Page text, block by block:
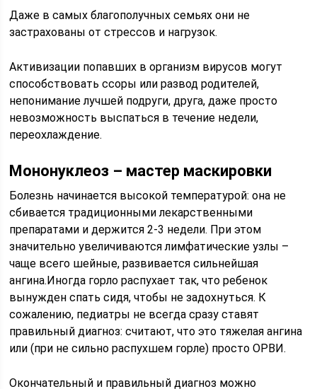
Даже в самых благополучных семьях они не
застрахованы от стрессов и нагрузок.
Активизации попавших в организм вирусов могут
способствовать ссоры или развод родителей,
непонимание лучшей подруги, друга, даже просто
невозможность выспаться в течение недели,
переохлаждение.
Мононуклеоз – мастер маскировки
Болезнь начинается высокой температурой: она не
сбивается традиционными лекарственными
препаратами и держится 2-3 недели. При этом
значительно увеличиваются лимфатические узлы –
чаще всего шейные, развивается сильнейшая
ангина.Иногда горло распухает так, что ребенок
вынужден спать сидя, чтобы не задохнуться. К
сожалению, педиатры не всегда сразу ставят
правильный диагноз: считают, что это тяжелая ангина
или (при не сильно распухшем горле) просто ОРВИ.
Окончательный и правильный диагноз можно